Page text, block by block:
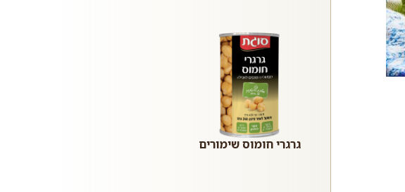
גרגרי חומוס שימורים